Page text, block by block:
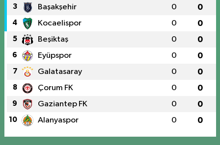
3 Başakşehir 0 0
4 Kocaelispor 0 0
5 Beşiktaş 0 0
6 Eyüpspor 0 0
7 Galatasaray 0 0
8 Çorum FK 0 0
9 Gaziantep FK 0 0
10 Alanyaspor 0 0